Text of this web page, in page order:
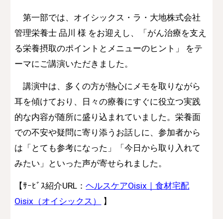
第一部では、オイシックス・ラ・大地株式会社
管理栄養士 品川 様 をお迎えし、「がん治療を支え
る栄養摂取のポイントとメニューのヒント」 をテ
ーマにご講演いただきました。
講演中は、多くの方が熱心にメモを取りながら
耳を傾けており、日々の療養にすぐに役立つ実践
的な内容が随所に盛り込まれていました。栄養面
での不安や疑問に寄り添うお話しに、参加者から
は「とても参考になった」「今日から取り入れて
みたい」といった声が寄せられました。
【ｻｰﾋﾞｽ紹介URL：ヘルスケアOisix｜食材宅配
Oisix（オイシックス）
】